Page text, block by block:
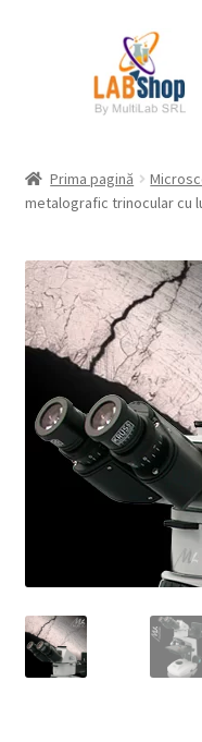
Contul meu
Coș
Plată
Request a Quote
Condiții generale
Prima pagină
metalografic trinocular cu